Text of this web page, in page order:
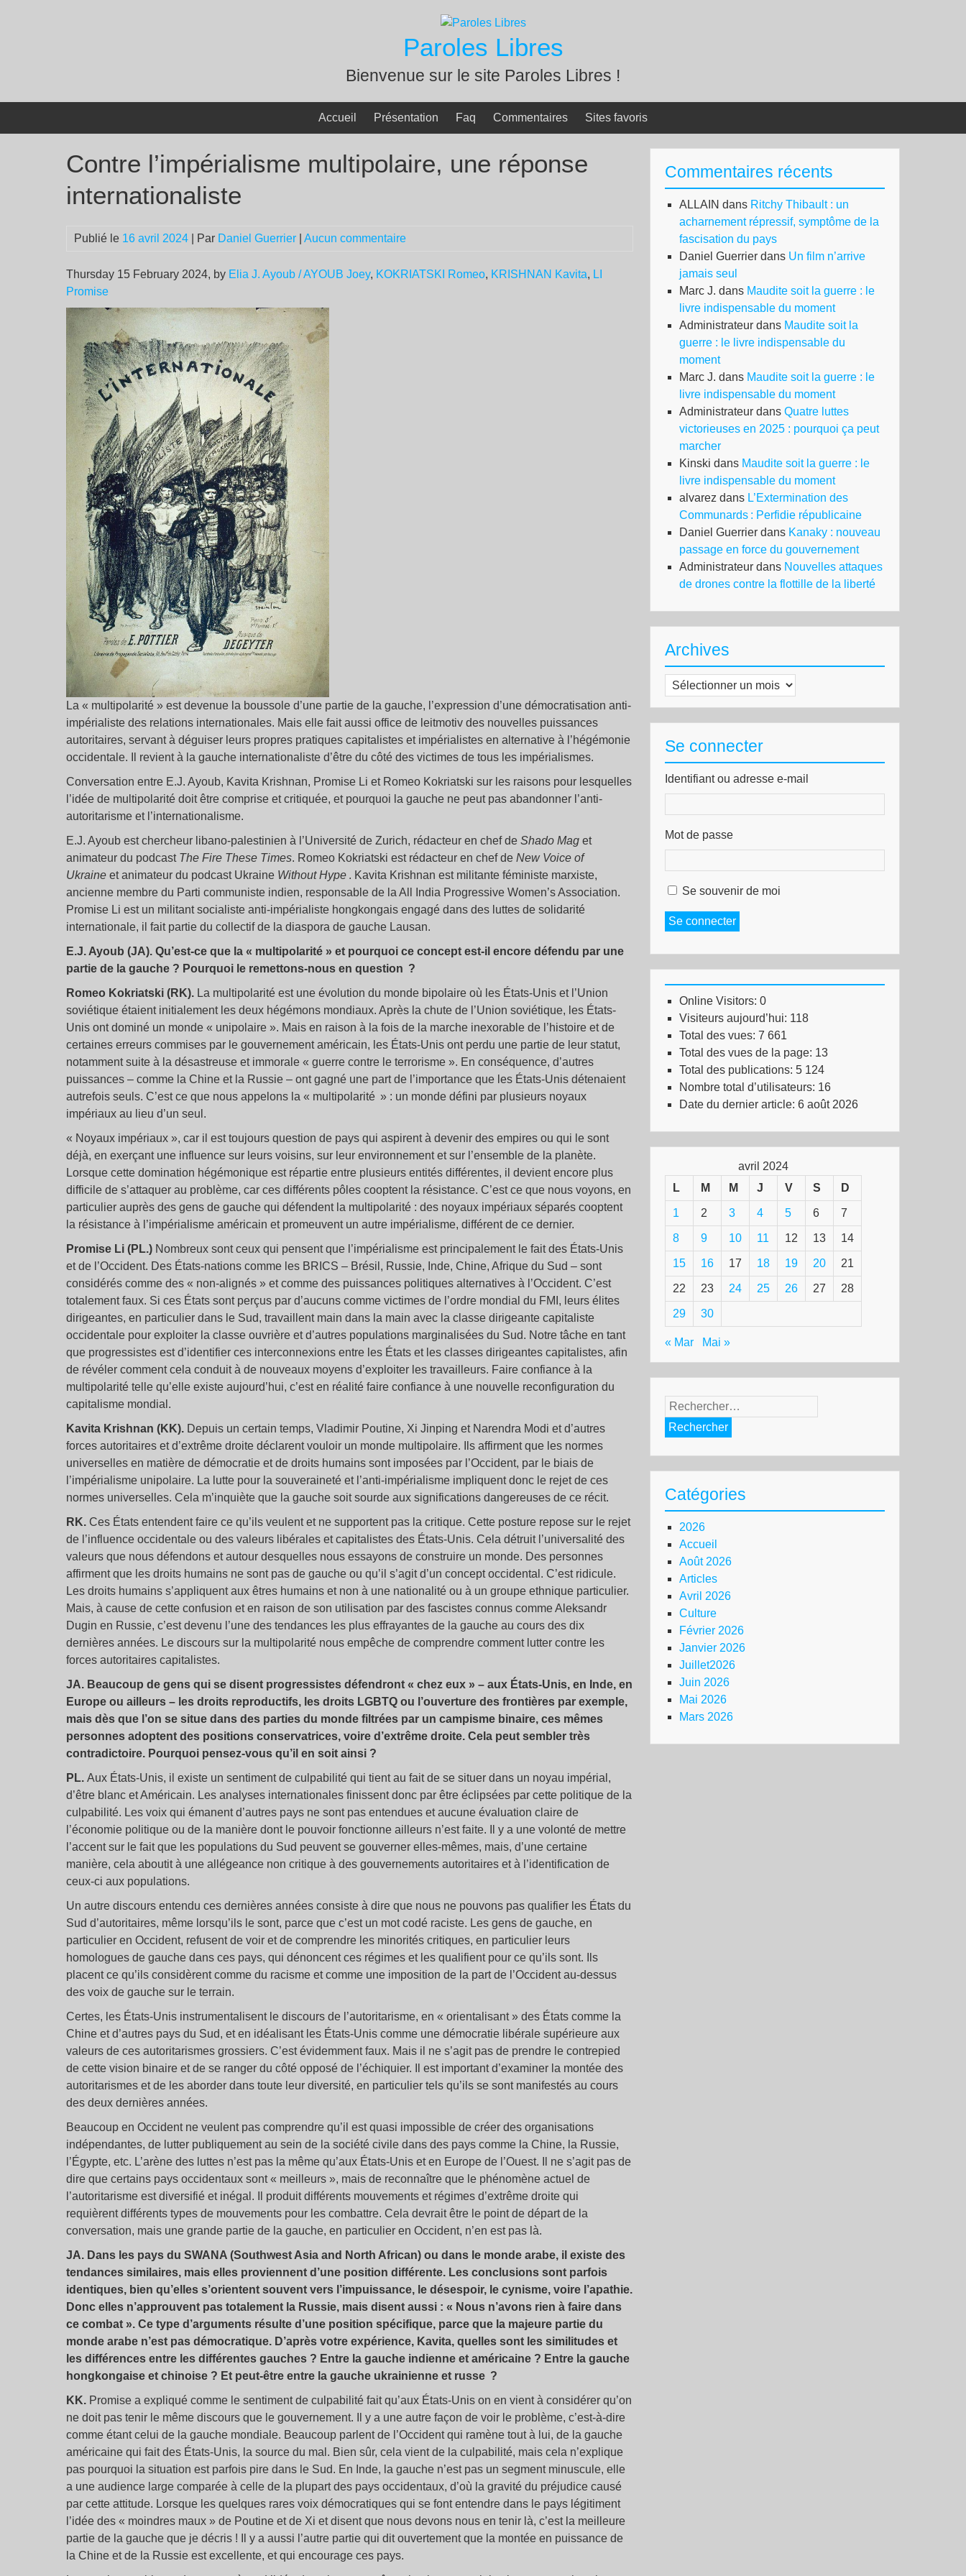
Paroles Libres
Bienvenue sur le site Paroles Libres !
Accueil Présentation Faq Commentaires Sites favoris
Contre l’impérialisme multipolaire, une réponse
internationaliste
Publié le 16 avril 2024 | Par Daniel Guerrier Aucun commentaire
Thursday 15 February 2024, by Elia J. Ayoub / AYOUB Joey, KOKRIATSKI Romeo, KRISHNAN Kavita, LI
Promise
La « multipolarité » est devenue la boussole d’une partie de la gauche, l’expression d’une démocratisation anti-
impérialiste des relations internationales. Mais elle fait aussi office de leitmotiv des nouvelles puissances
autoritaires, servant à déguiser leurs propres pratiques capitalistes et impérialistes en alternative à l’hégémonie
occidentale. Il revient à la gauche internationaliste d’être du côté des victimes de tous les impérialismes.
Conversation entre E.J. Ayoub, Kavita Krishnan, Promise Li et Romeo Kokriatski sur les raisons pour lesquelles
l’idée de multipolarité doit être comprise et critiquée, et pourquoi la gauche ne peut pas abandonner l’anti-
autoritarisme et l’internationalisme.
E.J. Ayoub est chercheur libano-palestinien à l’Université de Zurich, rédacteur en chef de Shado Mag et
animateur du podcast The Fire These Times. Romeo Kokriatski est rédacteur en chef de New Voice of
Ukraine et animateur du podcast Ukraine Without Hype . Kavita Krishnan est militante féministe marxiste,
ancienne membre du Parti communiste indien, responsable de la All India Progressive Women’s Association.
Promise Li est un militant socialiste anti-impérialiste hongkongais engagé dans des luttes de solidarité
internationale, il fait partie du collectif de la diaspora de gauche Lausan.
E.J. Ayoub (JA). Qu’est-ce que la « multipolarité » et pourquoi ce concept est-il encore défendu par une
partie de la gauche ? Pourquoi le remettons-nous en question ?
Romeo Kokriatski (RK). La multipolarité est une évolution du monde bipolaire où les États-Unis et l’Union
soviétique étaient initialement les deux hégémons mondiaux. Après la chute de l’Union soviétique, les États-
Unis ont dominé un monde « unipolaire ». Mais en raison à la fois de la marche inexorable de l’histoire et de
certaines erreurs commises par le gouvernement américain, les États-Unis ont perdu une partie de leur statut,
notamment suite à la désastreuse et immorale « guerre contre le terrorisme ». En conséquence, d’autres
puissances – comme la Chine et la Russie – ont gagné une part de l’importance que les États-Unis détenaient
autrefois seuls. C’est ce que nous appelons la « multipolarité » : un monde défini par plusieurs noyaux
impériaux au lieu d’un seul.
« Noyaux impériaux », car il est toujours question de pays qui aspirent à devenir des empires ou qui le sont
déjà, en exerçant une influence sur leurs voisins, sur leur environnement et sur l’ensemble de la planète.
Lorsque cette domination hégémonique est répartie entre plusieurs entités différentes, il devient encore plus
difficile de s’attaquer au problème, car ces différents pôles cooptent la résistance. C’est ce que nous voyons, en
particulier auprès des gens de gauche qui défendent la multipolarité : des noyaux impériaux séparés cooptent
la résistance à l’impérialisme américain et promeuvent un autre impérialisme, différent de ce dernier.
Promise Li (PL.) Nombreux sont ceux qui pensent que l’impérialisme est principalement le fait des États-Unis
et de l’Occident. Des États-nations comme les BRICS – Brésil, Russie, Inde, Chine, Afrique du Sud – sont
considérés comme des « non-alignés » et comme des puissances politiques alternatives à l’Occident. C’est
totalement faux. Si ces États sont perçus par d’aucuns comme victimes de l’ordre mondial du FMI, leurs élites
dirigeantes, en particulier dans le Sud, travaillent main dans la main avec la classe dirigeante capitaliste
occidentale pour exploiter la classe ouvrière et d’autres populations marginalisées du Sud. Notre tâche en tant
que progressistes est d’identifier ces interconnexions entre les États et les classes dirigeantes capitalistes, afin
de révéler comment cela conduit à de nouveaux moyens d’exploiter les travailleurs. Faire confiance à la
multipolarité telle qu’elle existe aujourd’hui, c’est en réalité faire confiance à une nouvelle reconfiguration du
capitalisme mondial.
Kavita Krishnan (KK). Depuis un certain temps, Vladimir Poutine, Xi Jinping et Narendra Modi et d’autres
forces autoritaires et d’extrême droite déclarent vouloir un monde multipolaire. Ils affirment que les normes
universelles en matière de démocratie et de droits humains sont imposées par l’Occident, par le biais de
l’impérialisme unipolaire. La lutte pour la souveraineté et l’anti-impérialisme impliquent donc le rejet de ces
normes universelles. Cela m’inquiète que la gauche soit sourde aux significations dangereuses de ce récit.
RK. Ces États entendent faire ce qu’ils veulent et ne supportent pas la critique. Cette posture repose sur le rejet
de l’influence occidentale ou des valeurs libérales et capitalistes des États-Unis. Cela détruit l’universalité des
valeurs que nous défendons et autour desquelles nous essayons de construire un monde. Des personnes
affirment que les droits humains ne sont pas de gauche ou qu’il s’agit d’un concept occidental. C’est ridicule.
Les droits humains s’appliquent aux êtres humains et non à une nationalité ou à un groupe ethnique particulier.
Mais, à cause de cette confusion et en raison de son utilisation par des fascistes connus comme Aleksandr
Dugin en Russie, c’est devenu l’une des tendances les plus effrayantes de la gauche au cours des dix
dernières années. Le discours sur la multipolarité nous empêche de comprendre comment lutter contre les
forces autoritaires capitalistes.
JA. Beaucoup de gens qui se disent progressistes défendront « chez eux » – aux États-Unis, en Inde, en
Europe ou ailleurs – les droits reproductifs, les droits LGBTQ ou l’ouverture des frontières par exemple,
mais dès que l’on se situe dans des parties du monde filtrées par un campisme binaire, ces mêmes
personnes adoptent des positions conservatrices, voire d’extrême droite. Cela peut sembler très
contradictoire. Pourquoi pensez-vous qu’il en soit ainsi ?
PL. Aux États-Unis, il existe un sentiment de culpabilité qui tient au fait de se situer dans un noyau impérial,
d’être blanc et Américain. Les analyses internationales finissent donc par être éclipsées par cette politique de la
culpabilité. Les voix qui émanent d’autres pays ne sont pas entendues et aucune évaluation claire de
l’économie politique ou de la manière dont le pouvoir fonctionne ailleurs n’est faite. Il y a une volonté de mettre
l’accent sur le fait que les populations du Sud peuvent se gouverner elles-mêmes, mais, d’une certaine
manière, cela aboutit à une allégeance non critique à des gouvernements autoritaires et à l’identification de
ceux-ci aux populations.
Un autre discours entendu ces dernières années consiste à dire que nous ne pouvons pas qualifier les États du
Sud d’autoritaires, même lorsqu’ils le sont, parce que c’est un mot codé raciste. Les gens de gauche, en
particulier en Occident, refusent de voir et de comprendre les minorités critiques, en particulier leurs
homologues de gauche dans ces pays, qui dénoncent ces régimes et les qualifient pour ce qu’ils sont. Ils
placent ce qu’ils considèrent comme du racisme et comme une imposition de la part de l’Occident au-dessus
des voix de gauche sur le terrain.
Certes, les États-Unis instrumentalisent le discours de l’autoritarisme, en « orientalisant » des États comme la
Chine et d’autres pays du Sud, et en idéalisant les États-Unis comme une démocratie libérale supérieure aux
valeurs de ces autoritarismes grossiers. C’est évidemment faux. Mais il ne s’agit pas de prendre le contrepied
de cette vision binaire et de se ranger du côté opposé de l’échiquier. Il est important d’examiner la montée des
autoritarismes et de les aborder dans toute leur diversité, en particulier tels qu’ils se sont manifestés au cours
des deux dernières années.
Beaucoup en Occident ne veulent pas comprendre qu’il est quasi impossible de créer des organisations
indépendantes, de lutter publiquement au sein de la société civile dans des pays comme la Chine, la Russie,
l’Égypte, etc. L’arène des luttes n’est pas la même qu’aux États-Unis et en Europe de l’Ouest. Il ne s’agit pas de
dire que certains pays occidentaux sont « meilleurs », mais de reconnaître que le phénomène actuel de
l’autoritarisme est diversifié et inégal. Il produit différents mouvements et régimes d’extrême droite qui
requièrent différents types de mouvements pour les combattre. Cela devrait être le point de départ de la
conversation, mais une grande partie de la gauche, en particulier en Occident, n’en est pas là.
JA. Dans les pays du SWANA (Southwest Asia and North African) ou dans le monde arabe, il existe des
tendances similaires, mais elles proviennent d’une position différente. Les conclusions sont parfois
identiques, bien qu’elles s’orientent souvent vers l’impuissance, le désespoir, le cynisme, voire l’apathie.
Donc elles n’approuvent pas totalement la Russie, mais disent aussi : « Nous n’avons rien à faire dans
ce combat ». Ce type d’arguments résulte d’une position spécifique, parce que la majeure partie du
monde arabe n’est pas démocratique. D’après votre expérience, Kavita, quelles sont les similitudes et
les différences entre les différentes gauches ? Entre la gauche indienne et américaine ? Entre la gauche
hongkongaise et chinoise ? Et peut-être entre la gauche ukrainienne et russe ?
KK. Promise a expliqué comme le sentiment de culpabilité fait qu’aux États-Unis on en vient à considérer qu’on
ne doit pas tenir le même discours que le gouvernement. Il y a une autre façon de voir le problème, c’est-à-dire
comme étant celui de la gauche mondiale. Beaucoup parlent de l’Occident qui ramène tout à lui, de la gauche
américaine qui fait des États-Unis, la source du mal. Bien sûr, cela vient de la culpabilité, mais cela n’explique
pas pourquoi la situation est parfois pire dans le Sud. En Inde, la gauche n’est pas un segment minuscule, elle
a une audience large comparée à celle de la plupart des pays occidentaux, d’où la gravité du préjudice causé
par cette attitude. Lorsque les quelques rares voix démocratiques qui se font entendre dans le pays légitiment
l’idée des « moindres maux » de Poutine et de Xi et disent que nous devons nous en tenir là, c’est la meilleure
partie de la gauche que je décris ! Il y a aussi l’autre partie qui dit ouvertement que la montée en puissance de
la Chine et de la Russie est excellente, et qui encourage ces pays.
Commentaires récents
ALLAIN dans Ritchy Thibault : un
acharnement répressif, symptôme de la
fascisation du pays
Daniel Guerrier dans Un film n’arrive
jamais seul
Marc J. dans Maudite soit la guerre : le
livre indispensable du moment
Administrateur dans Maudite soit la
guerre : le livre indispensable du
moment
Marc J. dans Maudite soit la guerre : le
livre indispensable du moment
Administrateur dans Quatre luttes
victorieuses en 2025 : pourquoi ça peut
marcher
Kinski dans Maudite soit la guerre : le
livre indispensable du moment
alvarez dans L’Extermination des
Communards : Perfidie républicaine
Daniel Guerrier dans Kanaky : nouveau
passage en force du gouvernement
Administrateur dans Nouvelles attaques
de drones contre la flottille de la liberté
Archives
Archives
Se connecter
Identifiant ou adresse e-mail
Mot de passe
Se souvenir de moi
Se connecter
Online Visitors: 0
Visiteurs aujourd’hui: 118
Total des vues: 7 661
Total des vues de la page: 13
Total des publications: 5 124
Nombre total d’utilisateurs: 16
Date du dernier article: 6 août 2026
avril 2024
L
M M J V S D
1 2 3 4 5 6 7
8 9 10 11 12 13 14
15 16 17 18 19 20 21
22 23 24 25 26 27 28
29 30
« Mar Mai »
Rechercher :
Catégories
2026
Accueil
Août 2026
Articles
Avril 2026
Culture
Février 2026
Janvier 2026
Juillet2026
Juin 2026
Mai 2026
Mars 2026